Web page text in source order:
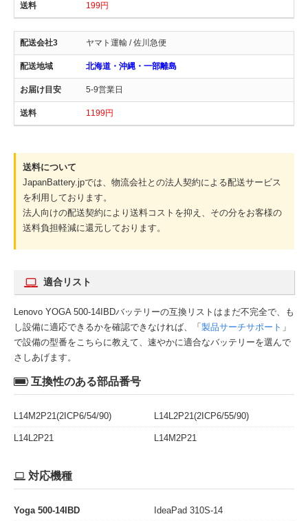
199円
ヤマト運輸 / 佐川急便
北海道・沖縄・一部離島
5-9営業日
1199円
送料について
JapanBattery.jpでは、物流会社との法人契約による配送サービス
を利用しております。
法人向けの配送契約により送料コストを抑え、その分をお客様の
送料負担軽減に還元しております。
適合リスト
Lenovo YOGA 500-14IBDバッテリーの互換リストはまだ不完全で、も
し設備に適応できるかを確認できなければ、「 製品サーチサポート 」
で設備の型番をこちらに教えて、速やかに適合なバッテリーを選んで
さしあげます。
互換性のある部品番号
L14M2P21(2ICP6/54/90) L14L2P21(2ICP6/55/90)
L14L2P21 L14M2P21
対応機種
Yoga 500-14IBD IdeaPad 310S-14